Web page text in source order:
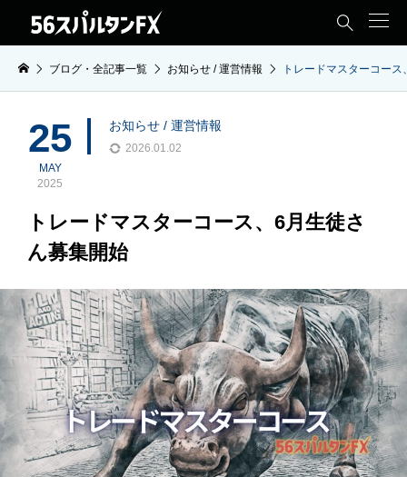

ブログ・全記事一覧 お知らせ / 運営情報 トレードマスターコー
25
MAY
2025
お知らせ / 運営情報
2026.01.02
トレードマスターコース、6月生徒さ
ん募集開始